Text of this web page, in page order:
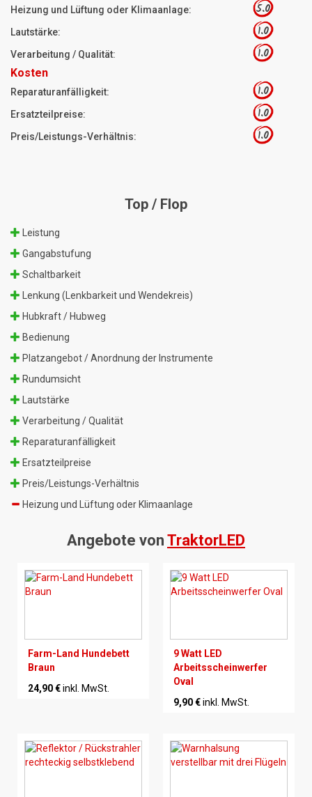
Heizung und Lüftung oder Klimaanlage: 5.0
Lautstärke: 1.0
Verarbeitung / Qualität: 1.0
Kosten
Reparaturanfälligkeit: 1.0
Ersatzteilpreise: 1.0
Preis/Leistungs-Verhältnis: 1.0
Top / Flop
Leistung
Gangabstufung
Schaltbarkeit
Lenkung (Lenkbarkeit und Wendekreis)
Hubkraft / Hubweg
Bedienung
Platzangebot / Anordnung der Instrumente
Rundumsicht
Lautstärke
Verarbeitung / Qualität
Reparaturanfälligkeit
Ersatzteilpreise
Preis/Leistungs-Verhältnis
Heizung und Lüftung oder Klimaanlage
Angebote von TraktorLED
Farm-Land Hundebett
Braun
24,90 €inkl. MwSt.
9 Watt LED
Arbeitsscheinwerfer
Oval
9,90 €inkl. MwSt.